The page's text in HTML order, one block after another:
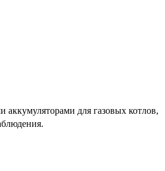
для газовых котлов,
.